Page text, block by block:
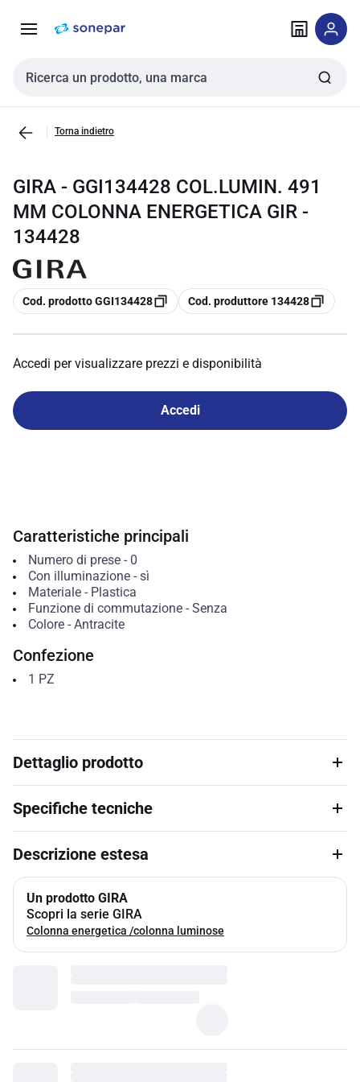
navigazione alla
Cerca input
Torna indietro
GIRA - GGI134428 COL.LUMIN. 491
MM COLONNA ENERGETICA GIR -
134428
copia
Cod. prodotto GGI134428 copia
Cod. produttore 134428
Accedi per visualizzare prezzi e disponibilità
Accedi
Caratteristiche principali
Numero di prese- 0
Con illuminazione- sì
Materiale- Plastica
Funzione di commutazione- Senza
Colore- Antracite
Confezione
1 PZ
Dettaglio prodotto
Specifiche tecniche
Descrizione estesa
Un prodotto GIRA
Scopri la serie GIRA
Colonna energetica /colonna luminose